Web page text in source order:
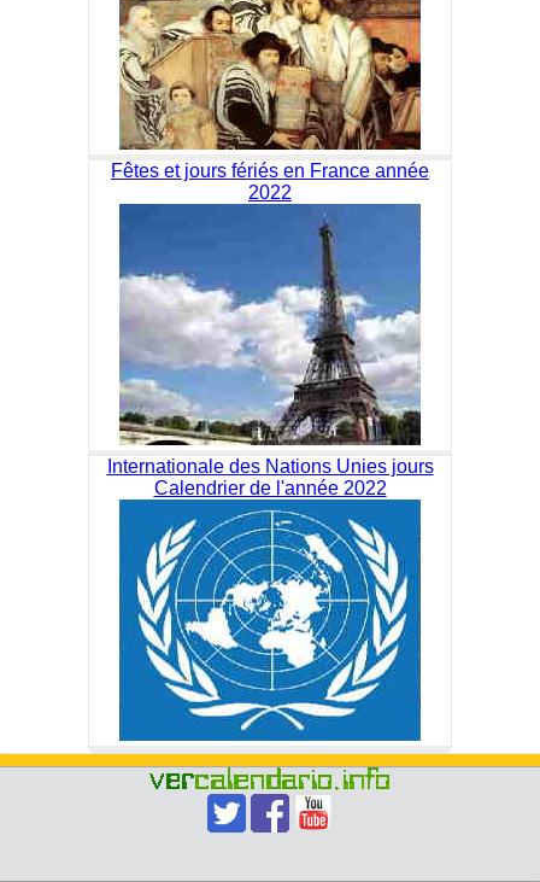
Fêtes et jours fériés en France année
2022
Internationale des Nations Unies jours
Calendrier de l'année 2022